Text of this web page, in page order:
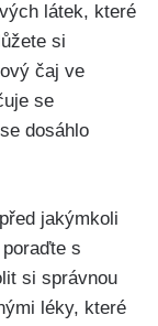
⁣látek, které
si
čaj ‍ve⁢
se
dosáhlo⁢
‍jakýmkoli
s
si správnou
léky, které